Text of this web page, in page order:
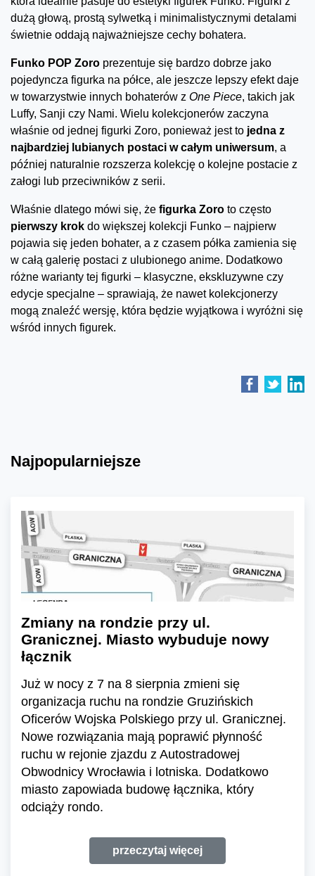
dużą głową, prostą sylwetką i minimalistycznymi detalami
świetnie oddają najważniejsze cechy bohatera.
Funko POP Zoro prezentuje się bardzo dobrze jako
pojedyncza figurka na półce, ale jeszcze lepszy efekt daje
w towarzystwie innych bohaterów z One Piece, takich jak
Luffy, Sanji czy Nami. Wielu kolekcjonerów zaczyna
właśnie od jednej figurki Zoro, ponieważ jest to jedna z
najbardziej lubianych postaci w całym uniwersum, a
później naturalnie rozszerza kolekcję o kolejne postacie z
załogi lub przeciwników z serii.
Właśnie dlatego mówi się, że figurka Zoro to często
pierwszy krok do większej kolekcji Funko – najpierw
pojawia się jeden bohater, a z czasem półka zamienia się
w całą galerię postaci z ulubionego anime. Dodatkowo
różne warianty tej figurki – klasyczne, ekskluzywne czy
edycje specjalne – sprawiają, że nawet kolekcjonerzy
mogą znaleźć wersję, która będzie wyjątkowa i wyróżni się
wśród innych figurek.
Najpopularniejsze
Zmiany na rondzie przy ul.
Granicznej. Miasto wybuduje nowy
łącznik
Już w nocy z 7 na 8 sierpnia zmieni się
organizacja ruchu na rondzie Gruzińskich
Oficerów Wojska Polskiego przy ul. Granicznej.
Nowe rozwiązania mają poprawić płynność
ruchu w rejonie zjazdu z Autostradowej
Obwodnicy Wrocławia i lotniska. Dodatkowo
miasto zapowiada budowę łącznika, który
odciąży rondo.
przeczytaj więcej